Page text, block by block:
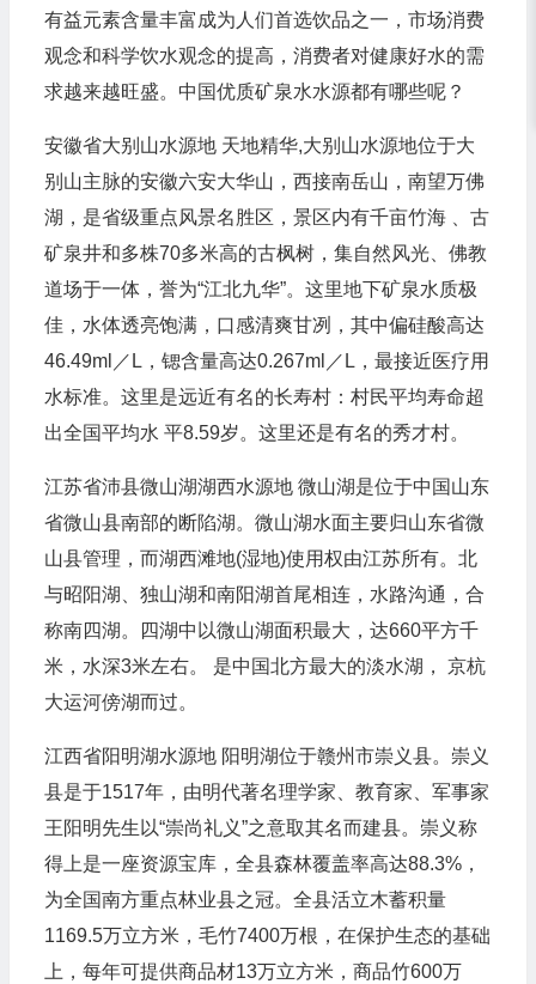
有益元素含量丰富成为人们首选饮品之一，市场消费
观念和科学饮水观念的提高，消费者对健康好水的需
求越来越旺盛。中国优质矿泉水水源都有哪些呢？
安徽省大别山水源地 天地精华,大别山水源地位于大
别山主脉的安徽六安大华山，西接南岳山，南望万佛
湖，是省级重点风景名胜区，景区内有千亩竹海 、古
矿泉井和多株70多米高的古枫树，集自然风光、佛教
道场于一体，誉为“江北九华”。这里地下矿泉水质极
佳，水体透亮饱满，口感清爽甘冽，其中偏硅酸高达
46.49ml／L，锶含量高达0.267ml／L，最接近医疗用
水标准。这里是远近有名的长寿村：村民平均寿命超
出全国平均水 平8.59岁。这里还是有名的秀才村。
江苏省沛县微山湖湖西水源地 微山湖是位于中国山东
省微山县南部的断陷湖。微山湖水面主要归山东省微
山县管理，而湖西滩地(湿地)使用权由江苏所有。北
与昭阳湖、独山湖和南阳湖首尾相连，水路沟通，合
称南四湖。四湖中以微山湖面积最大，达660平方千
米，水深3米左右。 是中国北方最大的淡水湖， 京杭
大运河傍湖而过。
江西省阳明湖水源地 阳明湖位于赣州市崇义县。崇义
县是于1517年，由明代著名理学家、教育家、军事家
王阳明先生以“崇尚礼义”之意取其名而建县。崇义称
得上是一座资源宝库，全县森林覆盖率高达88.3%，
为全国南方重点林业县之冠。全县活立木蓄积量
1169.5万立方米，毛竹7400万根，在保护生态的基础
上，每年可提供商品材13万立方米，商品竹600万